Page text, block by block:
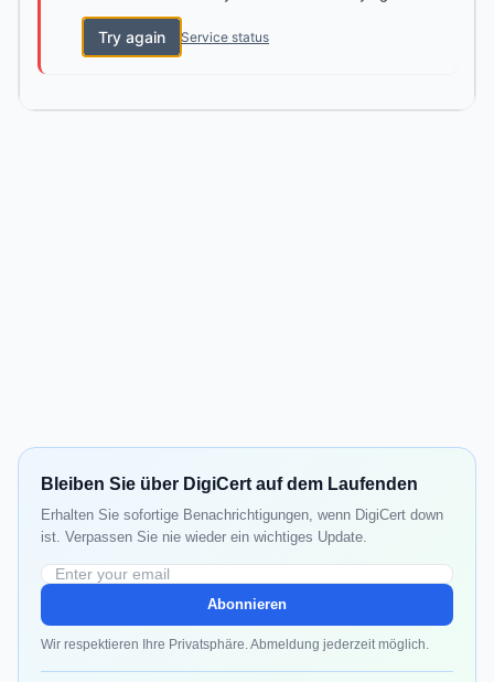
Try again Service status
Bleiben Sie über DigiCert auf dem Laufenden
Erhalten Sie sofortige Benachrichtigungen, wenn DigiCert down
ist. Verpassen Sie nie wieder ein wichtiges Update.
Abonnieren
Wir respektieren Ihre Privatsphäre. Abmeldung jederzeit möglich.